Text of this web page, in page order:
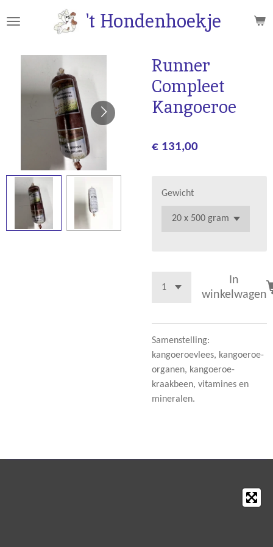
direct
hoofdinhoud
't Hondenhoekje
Runner
Compleet
Kangoeroe
€ 131,00
Gewicht
In
winkelwagen
Samenstelling:
kangoeroevlees, kangoeroe-
organen, kangoeroe-
kraakbeen, vitamines en
mineralen.